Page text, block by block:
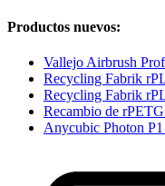
Productos nuevos:
Vallejo Airbrush
Recycling Fabrik
Recycling Fabrik
Recambio de
Anycubic Photon